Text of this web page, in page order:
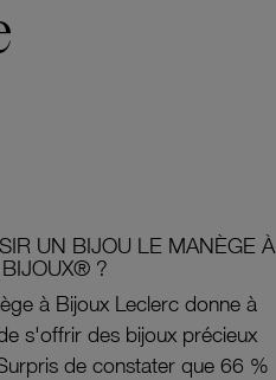
UN BIJOU LE MANÈGE À
BIJOUX® ?
à Bijoux Leclerc donne à
s'offrir des bijoux précieux
de constater que 66 %